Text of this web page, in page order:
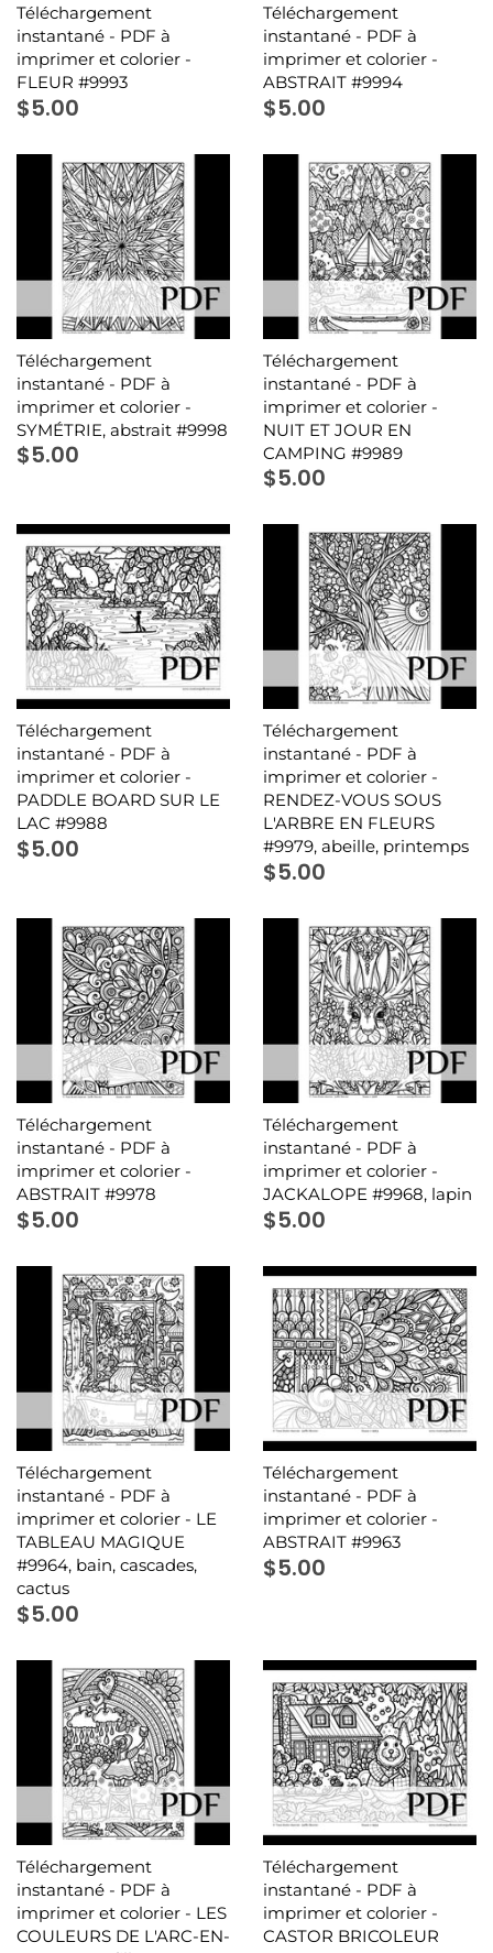
Téléchargement
instantané - PDF à
imprimer et colorier -
FLEUR #9993
$5.00
Téléchargement
instantané - PDF à
imprimer et colorier -
ABSTRAIT #9994
$5.00
Téléchargement
instantané - PDF à
imprimer et colorier -
SYMÉTRIE, abstrait #9998
$5.00
Téléchargement
instantané - PDF à
imprimer et colorier -
NUIT ET JOUR EN
CAMPING #9989
$5.00
Téléchargement
instantané - PDF à
imprimer et colorier -
PADDLE BOARD SUR LE
LAC #9988
$5.00
Téléchargement
instantané - PDF à
imprimer et colorier -
RENDEZ-VOUS SOUS
L'ARBRE EN FLEURS
#9979, abeille, printemps
$5.00
Téléchargement
instantané - PDF à
imprimer et colorier -
ABSTRAIT #9978
$5.00
Téléchargement
instantané - PDF à
imprimer et colorier -
JACKALOPE #9968, lapin
$5.00
Téléchargement
instantané - PDF à
imprimer et colorier - LE
TABLEAU MAGIQUE
#9964, bain, cascades,
cactus
$5.00
Téléchargement
instantané - PDF à
imprimer et colorier -
ABSTRAIT #9963
$5.00
Téléchargement
instantané - PDF à
imprimer et colorier - LES
COULEURS DE L'ARC-EN-
Téléchargement
instantané - PDF à
imprimer et colorier -
CASTOR BRICOLEUR